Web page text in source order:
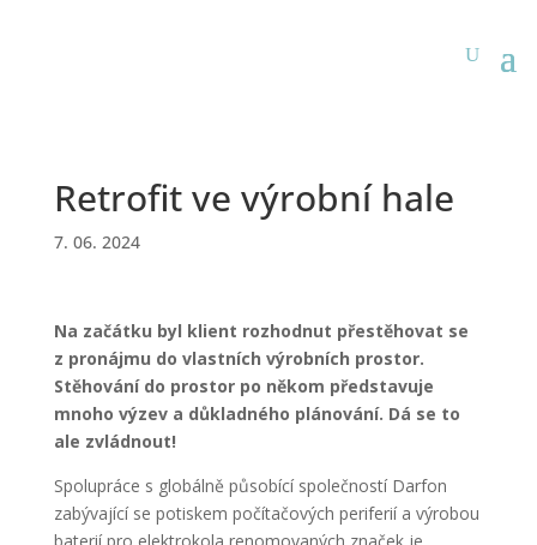
Retrofit ve výrobní hale
7. 06. 2024
Na začátku byl klient rozhodnut přestěhovat se
z pronájmu do vlastních výrobních prostor.
Stěhování do prostor po někom představuje
mnoho výzev a důkladného plánování. Dá se to
ale zvládnout!
Spolupráce s globálně působící společností Darfon
zabývající se potiskem počítačových periferií a výrobou